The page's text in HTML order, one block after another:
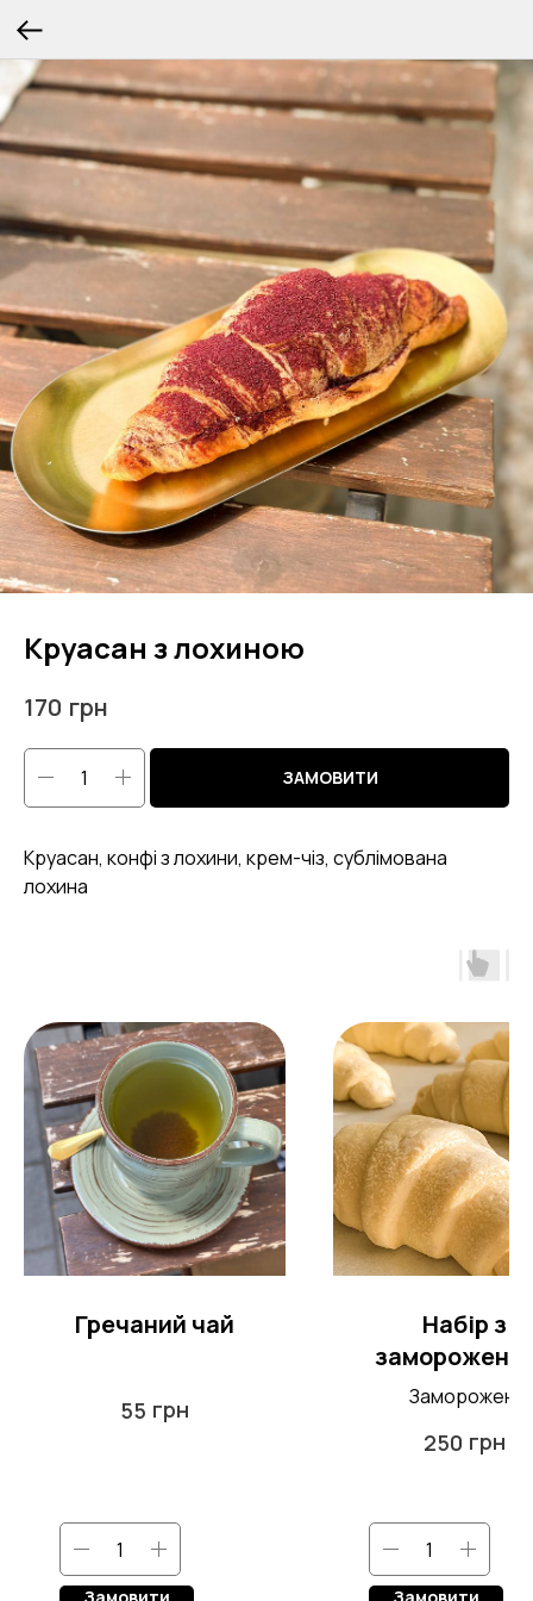
Круасан з лохиною
170 грн
ЗАМОВИТИ
Круасан, конфі з лохини, крем-чіз, сублімована
лохина
Гречаний чай
55 грн
Набір з
Заморожені
на маслі для
250 грн